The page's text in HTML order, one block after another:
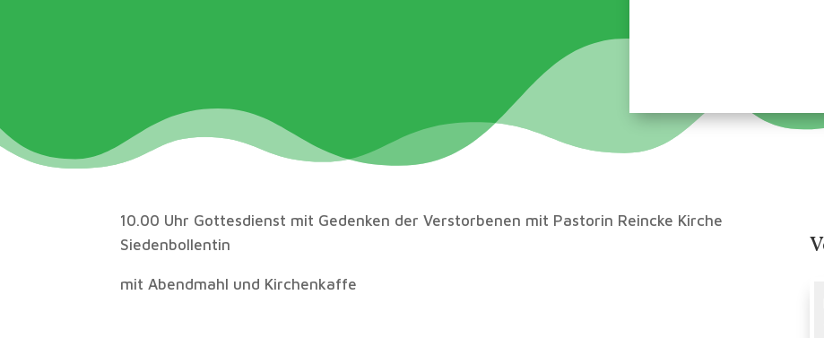
10.00 Uhr Gottesdienst mit Gedenken der Verstorbenen mit Pastorin Reincke Kirche
Siedenbollentin
mit Abendmahl und Kirchenkaffe